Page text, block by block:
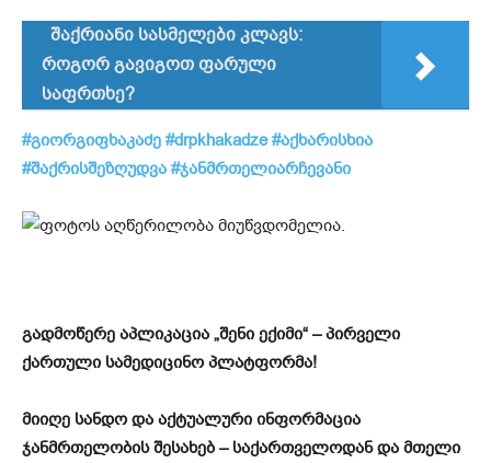
შაქრიანი სასმელები კლავს:
როგორ გავიგოთ ფარული
საფრთხე?
#გიორგიფხაკაძე #drpkhakadze #აქხარისხია
#შაქრისშეზღუდვა #ჯანმრთელიარჩევანი
გადმოწერე აპლიკაცია „შენი ექიმი“ – პირველი
ქართული სამედიცინო პლატფორმა!
მიიღე სანდო და აქტუალური ინფორმაცია
ჯანმრთელობის შესახებ – საქართველოდან და მთელი